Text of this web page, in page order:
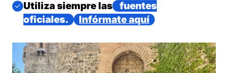
Imagen
Utiliza siempre las
fuentes
oficiales.
Infórmate aquí